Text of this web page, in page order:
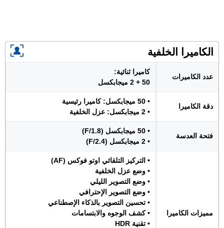
الكاميرا الخلفية
عدد الكاميرات
كاميرا ثنائية:
50 + 2 ميجابكسل
دقة الكاميرا
• 50 ميجابكسل: كاميرا رئيسية
• 2 ميجابكسل: عزل الخلفية
فتحة العدسة
• 50 ميجابكسل (F/1.8)
• 2 ميجابكسل (F/2.4)
مميزات الكاميرا
• التركيز التلقائي اوتو فوكس (AF)
• وضع عزل الخلفية
• وضع التصوير الليلي
• وضع التصوير الإحترافي
• تحسين التصوير بالذكاء الإصطناعي
• كشف الوجوه والابتسامات
• تقنية HDR